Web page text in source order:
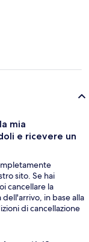
mia
e ricevere un
sito. Se hai
cancellare la
in base alla
di cancellazione